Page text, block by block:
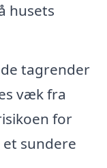
husets
tagrender
væk fra
for
sundere